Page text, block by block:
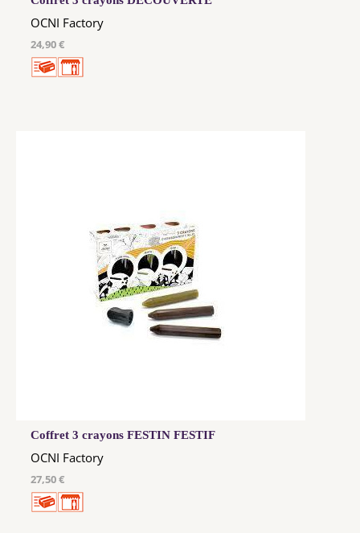
OCNI Factory
24,90 €
Coffret 3 crayons FESTIN FESTIF
OCNI Factory
27,50 €